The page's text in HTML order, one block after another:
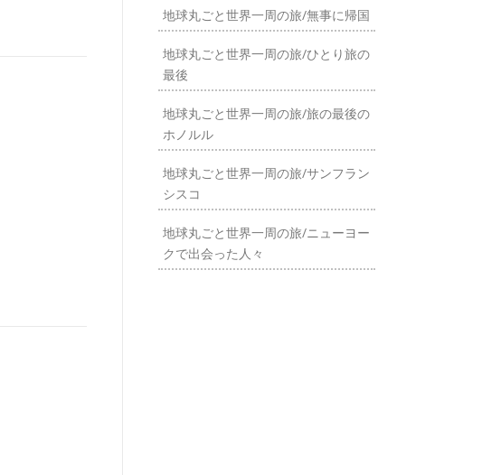
地球丸ごと世界一周の旅/無事に帰国
地球丸ごと世界一周の旅/ひとり旅の
最後
地球丸ごと世界一周の旅/旅の最後の
ホノルル
地球丸ごと世界一周の旅/サンフラン
シスコ
地球丸ごと世界一周の旅/ニューヨー
クで出会った人々